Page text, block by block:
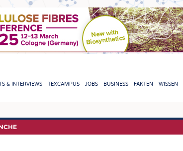
& INTERVIEWS TEXCAMPUS JOBS BUSINESS FAKTEN WISSEN